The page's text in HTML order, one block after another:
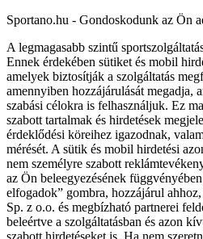
Sportano.hu - Gondoskodunk az Ön
A legmagasabb szintű
Ennek érdekében sütiket és mobil
amelyek biztosítják a szolgáltatás
amennyiben hozzájárulását megadja,
szabási célokra is felhasználjuk. Ez
szabott tartalmak és hirdetések
érdeklődési köreihez igazodnak,
mérését. A sütik és mobil hirdetési
nem személyre szabott
az Ön beleegyezésének
elfogadok” gombra, hozzájárul
Sp. z o.o. és megbízható partnerei
beleértve a szolgáltatásban és azon
szabott hirdetéseket is. Ha nem